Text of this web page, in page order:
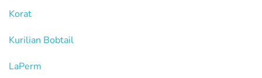
Korat
Kurilian Bobtail
LaPerm